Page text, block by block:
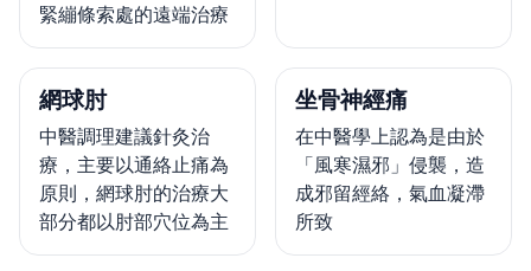
緊繃條索處的遠端治療
網球肘
中醫調理建議針灸治
療，主要以通絡止痛為
原則，網球肘的治療大
部分都以肘部穴位為主
坐骨神經痛
在中醫學上認為是由於
「風寒濕邪」侵襲，造
成邪留經絡，氣血凝滯
所致